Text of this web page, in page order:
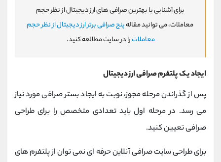
برای آشنایی با بهترین صرافی های ارز دیجیتال از نظر حجم
معاملات، می توانید مقالهپنج صرافی برتر ارز دیجیتال از نظر حجم
معاملاترا در سایت مطالعه کنید.
ایجاد یک پلتفرم صرافی ارز دیجیتال
پس از گذراندن مرحله مجوز، نوبت به ایجاد بستر صرافی مورد نیاز
می رسد. در مرحله اول باید تعدادی متخصص را برای طراحی
صرافی تعیین کنید.
برای طراحی سایت صرافی آنلاین حرفه ای نمی توان از پلتفرم های